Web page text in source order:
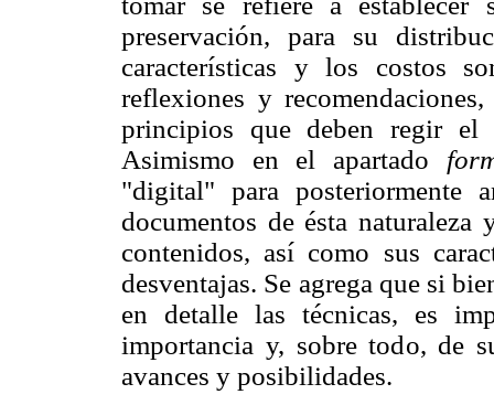
preservación, para su
características y los costos
reflexiones y
principios que deben regir el
Asimismo en el apartado
"digital" para posteriormente
documentos de ésta
contenidos, así como sus
desventajas. Se agrega que si
en detalle las técnicas, es
importancia y, sobre todo, de
avances y posibilidades.